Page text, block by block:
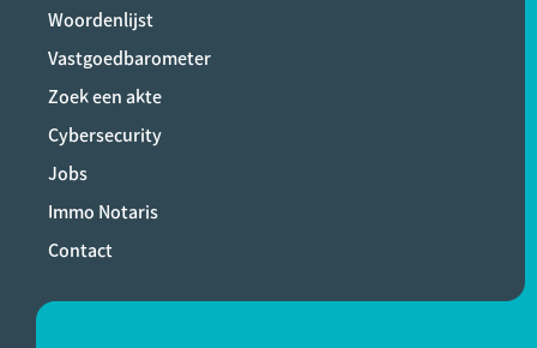
Woordenlijst
Vastgoedbarometer
Zoek een akte
Cybersecurity
Jobs
Immo Notaris
Contact